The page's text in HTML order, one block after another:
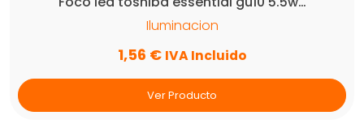
Iluminacion
1,56 € IVA Incluido
Ver Producto